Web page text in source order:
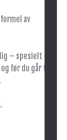
av
– spesielt
før du går til